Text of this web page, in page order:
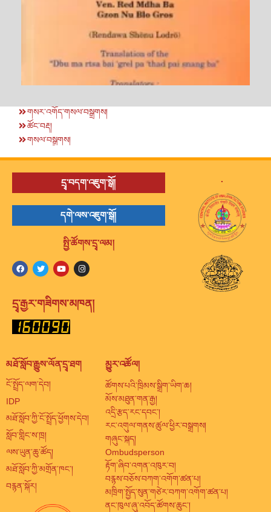
གསར་འགོད་གསལ་བསྒྲགས།
ཚོང་བརྡ།
གསལ་བསྒྲགས།
དྲྭ་བདག་འཇུག་སྒོ།
དགེ་ལས་འཇུག་སྒོ།
སྤྱི་ཚོགས་དྲྭ་ལམ།
དྲྭ་རྒྱར་གཟིགས་མཁན།
.
མཐོ་སློབ་རྒྱུས་ལོན་དྲྭ་ཐག
ངོ་སྤྲོད་ལག་དེབ།
IDP
མཐོ་སློབ་ཀྱི་ངོ་སྤྲོད་ཕྱོགས་དེབ།
སློབ་གླིང་ས་ཁྲ།
ལས་ཡུན་ཆུ་ཚོད།
མཐོ་སློབ་ཀྱི་མགྲོན་ཁང་།
བརྙན་སྐོར།
མྱུར་འཚོལ།
ཚོགས་པའི་ཁྲིམས་སྒྲིག་ཡིག་ཆ།
མོས་མཐུན་གན་རྒྱ།
འདྲི་རྩད་རང་དབང་།
རང་འགུལ་གནས་ཚུལ་ཕྱིར་བསྒྲགས།
གཞུང་སྐད།
Ombudsperson
རྟོག་ཞིབ་འགན་འཁུར་བ།
བརྙས་བཅོས་བཀག་འགོག་ཚན་པ།
མཁྲིག་སྤྱོད་སུན་གཙེར་བཀག་འགོག་ཚན་པ།
ནང་ཁུལ་ཞུ་འབོད་ཚོགས་ཆུང་།